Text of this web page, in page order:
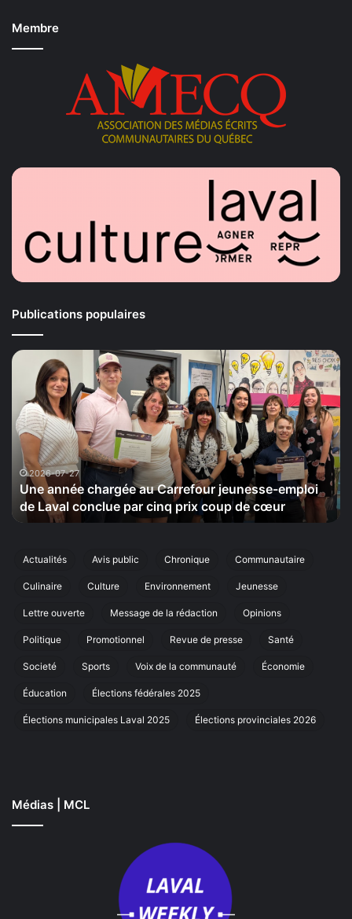
Membre
Publications populaires
au Carrefour jeunesse-emploi
par cinq prix coup de cœur
La
Maison
de
la
Sérénité
tiendra
le
20
septembre
sa
cinquième
de
marche
Laval
2026-07-24
La Maison de la
cinquième
Actualités Avis public Chronique Communautaire
Culinaire Culture Environnement Jeunesse
Lettre ouverte Message de la rédaction Opinions
Politique Promotionnel Revue de presse Santé
Societé Sports Voix de la communauté Économie
Éducation Élections fédérales 2025
Élections municipales Laval 2025 Élections provinciales 2026
Médias | MCL